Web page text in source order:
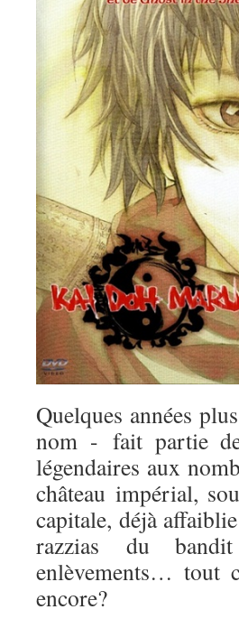
Quelques années
nom - fait partie
légendaires aux
château impérial,
capitale, déjà
razzias du
enlèvements… tout
encore?